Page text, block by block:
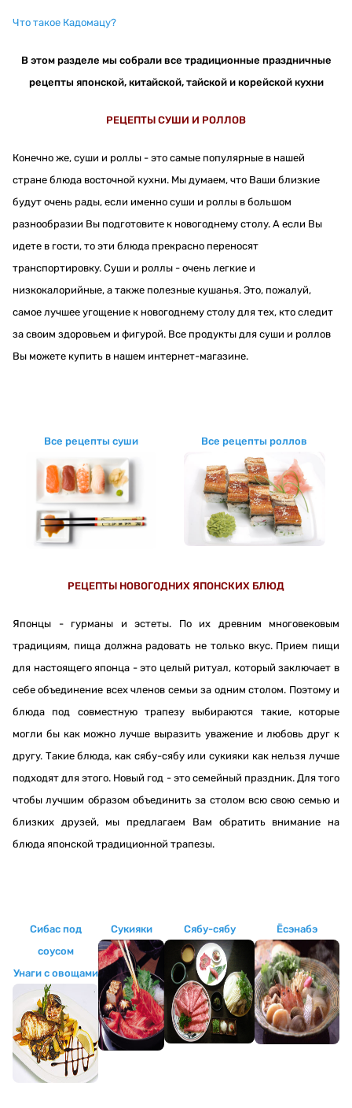
Что такое Кадомацу?
В этом разделе мы собрали все традиционные праздничные
рецепты японской, китайской, тайской и корейской кухни
РЕЦЕПТЫ СУШИ И РОЛЛОВ
Конечно же, суши и роллы - это самые популярные в нашей
стране блюда восточной кухни. Мы думаем, что Ваши близкие
будут очень рады, если именно суши и роллы в большом
разнообразии Вы подготовите к новогоднему столу. А если Вы
идете в гости, то эти блюда прекрасно переносят
транспортировку. Суши и роллы - очень легкие и
низкокалорийные, а также полезные кушанья. Это, пожалуй,
самое лучшее угощение к новогоднему столу для тех, кто следит
за своим здоровьем и фигурой. Все продукты для суши и роллов
Вы можете купить в нашем интернет-магазине.
Все рецепты суши Все рецепты роллов
РЕЦЕПТЫ НОВОГОДНИХ ЯПОНСКИХ БЛЮД
Японцы - гурманы и эстеты. По их древним многовековым
традициям, пища должна радовать не только вкус. Прием пищи
для настоящего японца - это целый ритуал, который заключает в
себе объединение всех членов семьи за одним столом. Поэтому и
блюда под совместную трапезу выбираются такие, которые
могли бы как можно лучше выразить уважение и любовь друг к
другу. Такие блюда, как сябу-сябу или сукияки как нельзя лучше
подходят для этого. Новый год - это семейный праздник. Для того
чтобы лучшим образом объединить за столом всю свою семью и
близких друзей, мы предлагаем Вам обратить внимание на
блюда японской традиционной трапезы.
Сибас под
соусом
Унаги с овощами
Сукияки Сябу-сябу Ёсэнабэ